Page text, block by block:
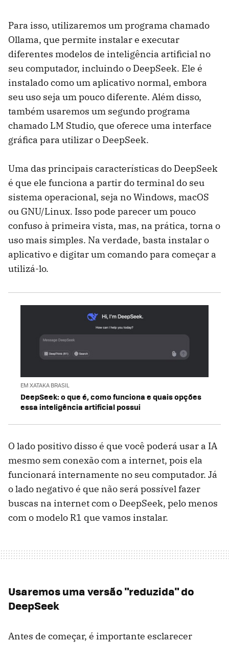
Para isso, utilizaremos um programa chamado
Ollama, que permite instalar e executar
diferentes modelos de inteligência artificial no
seu computador, incluindo o DeepSeek. Ele é
instalado como um aplicativo normal, embora
seu uso seja um pouco diferente. Além disso,
também usaremos um segundo programa
chamado LM Studio, que oferece uma interface
gráfica para utilizar o DeepSeek.
Uma das principais características do DeepSeek
é que ele funciona a partir do terminal do seu
sistema operacional, seja no Windows, macOS
ou GNU/Linux. Isso pode parecer um pouco
confuso à primeira vista, mas, na prática, torna o
uso mais simples. Na verdade, basta instalar o
aplicativo e digitar um comando para começar a
utilizá-lo.
EM XATAKA BRASIL
DeepSeek: o que é, como funciona e quais opções
essa inteligência artificial possui
O lado positivo disso é que você poderá usar a IA
mesmo sem conexão com a internet, pois ela
funcionará internamente no seu computador. Já
o lado negativo é que não será possível fazer
buscas na internet com o DeepSeek, pelo menos
com o modelo R1 que vamos instalar.
Usaremos uma versão "reduzida" do
DeepSeek
Antes de começar, é importante esclarecer